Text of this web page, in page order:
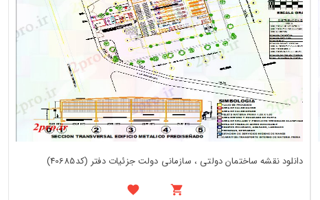
دانلود نقشه ساختمان دولتی ، سازمانی دولت جزئیات دفتر (کد40685)